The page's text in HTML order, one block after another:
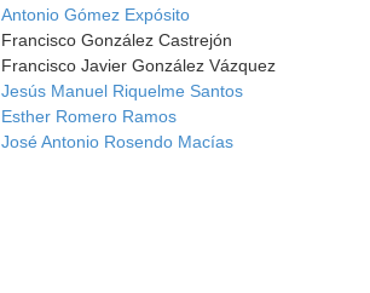
Antonio Gómez Expósito
Francisco González Castrejón
Francisco Javier González Vázquez
Jesús Manuel Riquelme Santos
Esther Romero Ramos
José Antonio Rosendo Macías